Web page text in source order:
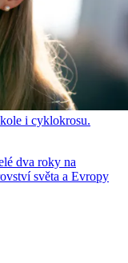
i cyklokrosu.
dva roky na
světa a Evropy